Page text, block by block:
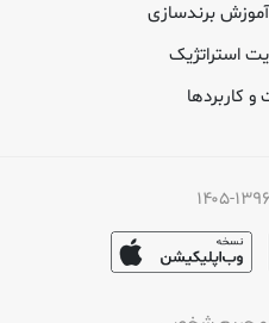
آموزش برندسازی
استراتژیک
و کاربردها